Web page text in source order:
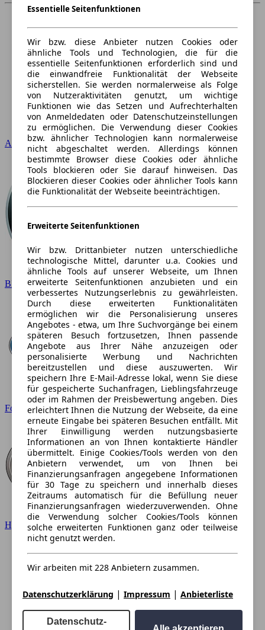
Audi
BMW
Ford
Hyundai
Essentielle Seitenfunktionen
Wir bzw. diese Anbieter nutzen Cookies oder
ähnliche Tools und Technologien, die für die
essentielle Seitenfunktionen erforderlich sind und
die einwandfreie Funktionalität der Webseite
sicherstellen. Sie werden normalerweise als Folge
von Nutzeraktivitäten genutzt, um wichtige
Funktionen wie das Setzen und Aufrechterhalten
von Anmeldedaten oder Datenschutzeinstellungen
zu ermöglichen. Die Verwendung dieser Cookies
bzw. ähnlicher Technologien kann normalerweise
nicht abgeschaltet werden. Allerdings können
bestimmte Browser diese Cookies oder ähnliche
Tools blockieren oder Sie darauf hinweisen. Das
Blockieren dieser Cookies oder ähnlicher Tools kann
die Funktionalität der Webseite beeinträchtigen.
Erweiterte Seitenfunktionen
Wir bzw. Drittanbieter nutzen unterschiedliche
technologische Mittel, darunter u.a. Cookies und
ähnliche Tools auf unserer Webseite, um Ihnen
erweiterte Seitenfunktionen anzubieten und ein
verbessertes Nutzungserlebnis zu gewährleisten.
Durch diese erweiterten Funktionalitäten
ermöglichen wir die Personalisierung unseres
Angebotes - etwa, um Ihre Suchvorgänge bei einem
späteren Besuch fortzusetzen, Ihnen passende
Angebote aus Ihrer Nähe anzuzeigen oder
personalisierte Werbung und Nachrichten
bereitzustellen und diese auszuwerten. Wir
speichern Ihre E-Mail-Adresse lokal, wenn Sie diese
für gespeicherte Suchanfragen, Lieblingsfahrzeuge
oder im Rahmen der Preisbewertung angeben. Dies
erleichtert Ihnen die Nutzung der Webseite, da eine
erneute Eingabe bei späteren Besuchen entfällt. Mit
Ihrer Einwilligung werden nutzungsbasierte
Informationen an von Ihnen kontaktierte Händler
übermittelt. Einige Cookies/Tools werden von den
Anbietern verwendet, um von Ihnen bei
Finanzierungsanfragen angegebene Informationen
für 30 Tage zu speichern und innerhalb dieses
Zeitraums automatisch für die Befüllung neuer
Finanzierungsanfragen wiederzuverwenden. Ohne
die Verwendung solcher Cookies/Tools können
solche erweiterten Funktionen ganz oder teilweise
nicht genutzt werden.
Wir arbeiten mit 228 Anbietern zusammen.
Datenschutzerklärung | Impressum | Anbieterliste
Datenschutz-